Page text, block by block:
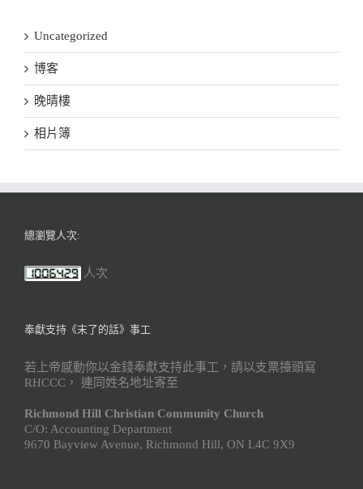
Uncategorized
博客
晚晴樓
相片簿
總瀏覽人次:
人次
奉獻支持《末了的話》事工
若上帝感動你以金錢奉獻支持此事工，請以支票擡頭寫
RHCCC， 連同姓名地址寄至
Richmond Hill Christian Community Church
C/O: Accounting Department
9670 Bayview Avenue, Richmond Hill, ON L4C 9X9